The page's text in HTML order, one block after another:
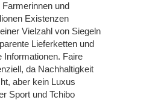
und
Existenzen
Vielzahl von Siegeln
Lieferketten und
Informationen. Faire
da Nachhaltigkeit
aber kein Luxus
Sport und Tchibo